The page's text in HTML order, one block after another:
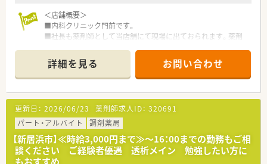
＜店舗概要＞
■内科クリニック門前です。
■社長も薬剤師として当店舗にて現場に出ておられます。薬剤
＜業務内容＞
■調剤・投薬・監査など外来処方箋の対応を主にお願いいたしま
す。
■処方箋枚数は1日あたり40枚程応需しています。
＜法人特徴＞
■新居浜市内にて2店舗展開されている地元企業です。
■転居を伴う異動もなく、環境を変えずに長くご勤務頂けます。
■社長も薬剤師資格をお持ちで店舗でご勤務されています。
詳細を見る お問い合わせ
更新日： 2026/06/23 薬剤師求人ID： 320691
パート・アルバイト
調剤薬局
【新居浜市】≪時給3,000円まで≫～16：00までの勤務もご相
談ください ご経験者優遇 透析メイン 勉強したい方に